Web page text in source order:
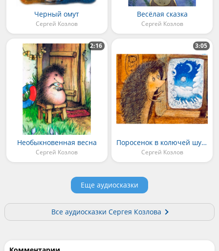
Черный омут
Сергей Козлов
Весёлая сказка
Сергей Козлов
Необыкновенная весна
Сергей Козлов
2:16
Поросенок в колючей шубке
Сергей Козлов
3:05
Еще аудиосказки
Все аудиосказки Сергея Козлова